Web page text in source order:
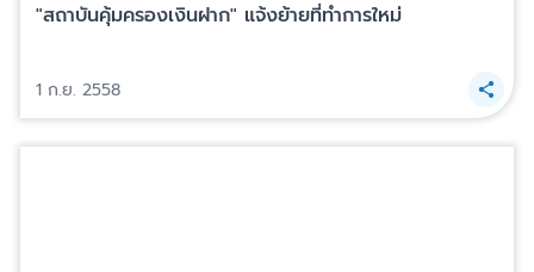
"สถาบันคุ้มครองเงินฝาก" แจ้งย้ายที่ทำการใหม่
1 ก.ย. 2558